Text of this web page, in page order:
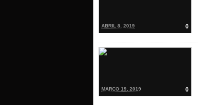
0
ABRIL 8, 2019
0
MARÇO 19, 2019